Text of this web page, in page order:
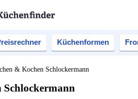
Küchenformen
& Kochen Schlockermann
Schlockermann